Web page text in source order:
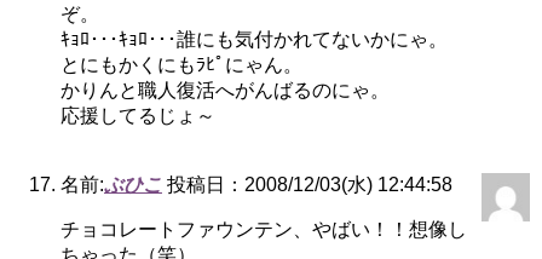
ぞ。
ｷｮﾛ･･･ｷｮﾛ･･･誰にも気付かれてないかにゃ。
とにもかくにもﾗﾋﾟにゃん。
かりんと職人復活へがんばるのにゃ。
応援してるじょ～
名前:ぶひこ 投稿日：2008/12/03(水) 12:44:58
チョコレートファウンテン、やばい！！想像し
ちゃった（笑）